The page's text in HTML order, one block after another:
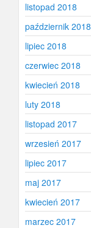
listopad 2018
październik 2018
lipiec 2018
czerwiec 2018
kwiecień 2018
luty 2018
listopad 2017
wrzesień 2017
lipiec 2017
maj 2017
kwiecień 2017
marzec 2017